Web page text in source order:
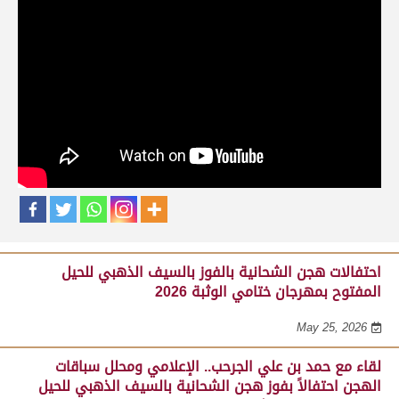
المنظمة لسباق الهجن، احتفالاً بفوز هجن
بميدان الوثبة 22-05-2026
احتفالات هجن الشحانية بالفوز بالسيف الذهبي للحيل
المفتوح بمهرجان ختامي الوثبة 2026
May 25, 2026
لقاء مع حمد بن علي الجرحب.. الإعلامي ومحلل سباقات
الهجن احتفالاً بفوز هجن الشحانية بالسيف الذهبي للحيل